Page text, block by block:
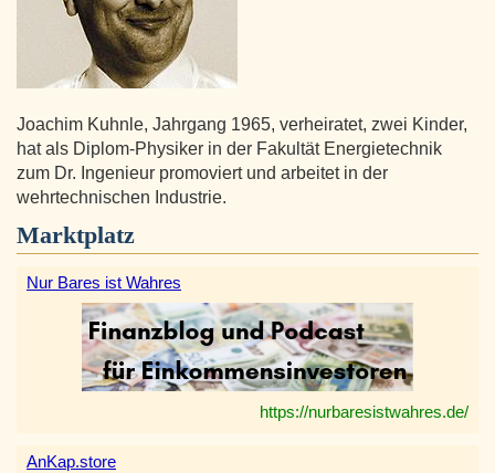
Joachim Kuhnle, Jahrgang 1965, verheiratet, zwei Kinder,
hat als Diplom-Physiker in der Fakultät Energietechnik
zum Dr. Ingenieur promoviert und arbeitet in der
wehrtechnischen Industrie.
Marktplatz
Nur Bares ist Wahres
https://nurbaresistwahres.de/
AnKap.store